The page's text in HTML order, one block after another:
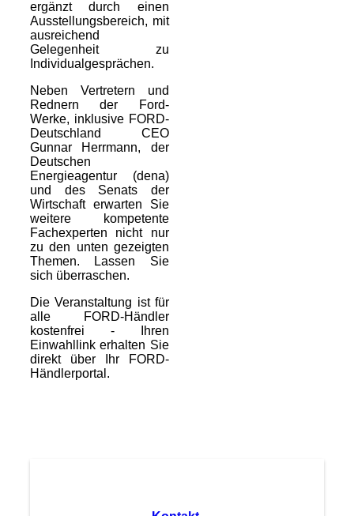
ergänzt durch einen
Ausstellungsbereich, mit
ausreichend
Gelegenheit zu
Individualgesprächen.
Neben Vertretern und
Rednern der Ford-
Werke, inklusive FORD-
Deutschland CEO
Gunnar Herrmann, der
Deutschen
Energieagentur (dena)
und des Senats der
Wirtschaft erwarten Sie
weitere kompetente
Fachexperten nicht nur
zu den unten gezeigten
Themen. Lassen Sie
sich überraschen.
Die Veranstaltung ist für
alle FORD-Händler
kostenfrei - Ihren
Einwahllink erhalten Sie
direkt über Ihr FORD-
Händlerportal.